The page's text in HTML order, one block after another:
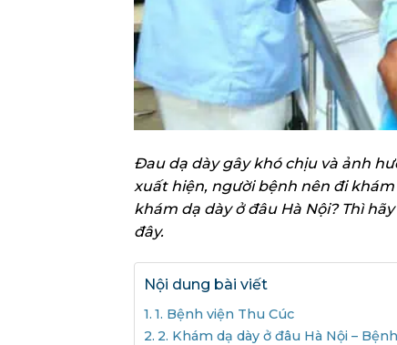
Đau dạ dày gây khó chịu và ảnh
xuất hiện, người bệnh nên đi
khám dạ dày ở đâu Hà Nội? Thì
đây.
Nội dung bài viết
1. Bệnh viện Thu Cúc
2. Khám dạ dày ở đâu Hà Nội –